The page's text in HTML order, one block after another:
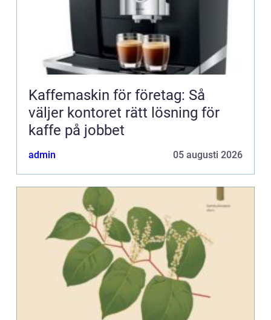
Kaffemaskin för företag: Så
väljer kontoret rätt lösning för
kaffe på jobbet
admin 05 augusti 2026